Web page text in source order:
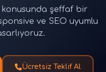
konusunda şeffaf bir
ve SEO uyumlu
Ücretsiz Teklif Al